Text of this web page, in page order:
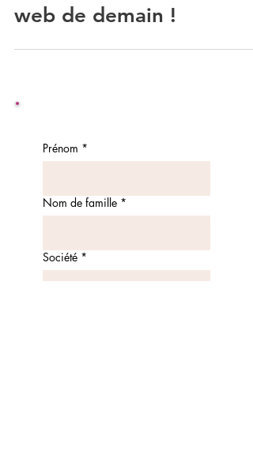
web de demain !
Prénom *
Nom de famille *
Société *